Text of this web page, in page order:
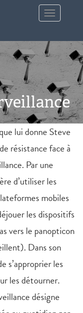
Toggle
navigation
lui donne Steve
résistance face à
Par une
d’utiliser les
mobiles
les dispositifs
vers le panopticon
Dans son
s’approprier les
les détourner.
désigne